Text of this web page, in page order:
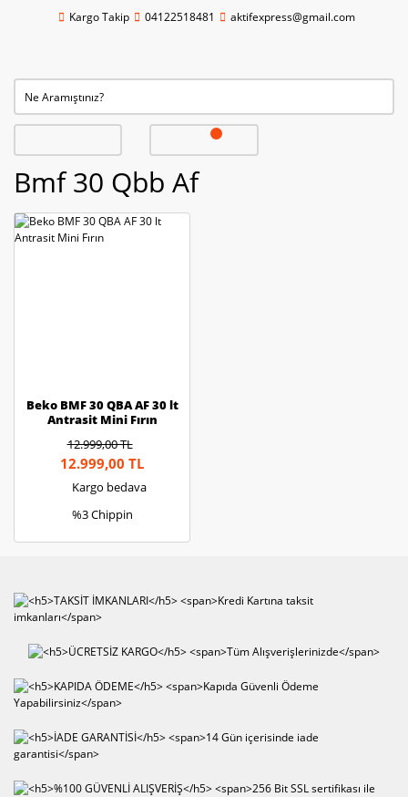
Kargo Takip 04122518481 aktifexpress@gmail.com
Bmf 30 Qbb Af
Beko BMF 30 QBA AF 30 lt
Antrasit Mini Fırın
12.999,00 TL
12.999,00 TL
Kargo bedava
%3 Chippin